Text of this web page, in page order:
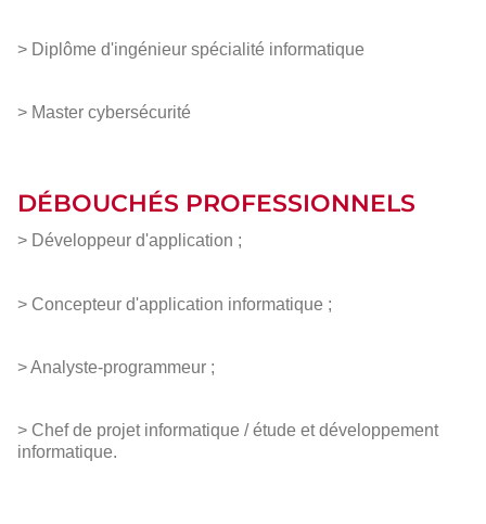
> Diplôme d'ingénieur spécialité informatique
> Master cybersécurité
DÉBOUCHÉS PROFESSIONNELS
> Développeur d'application ;
> Concepteur d'application informatique ;
> Analyste-programmeur ;
> Chef de projet informatique / étude et développement
informatique.